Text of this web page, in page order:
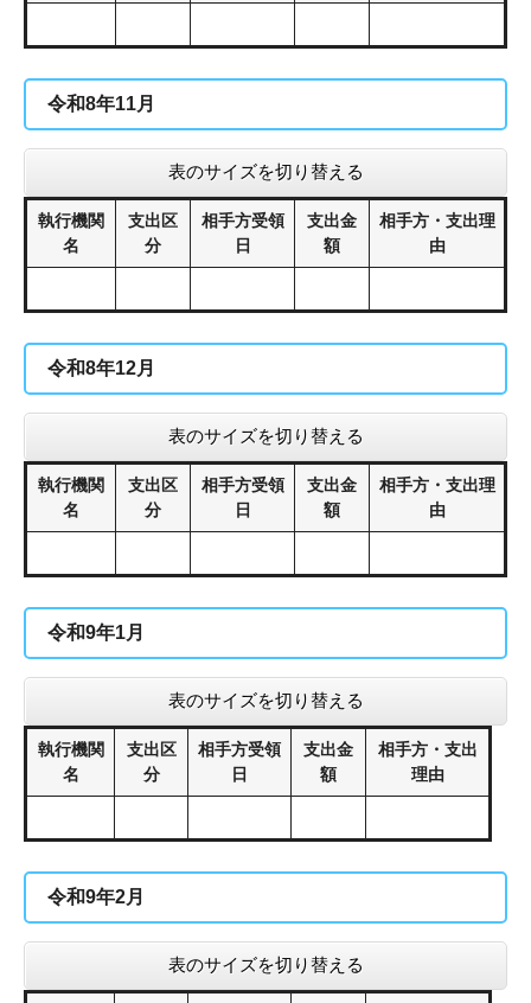
令和8年11月
表のサイズを切り替える
執行機関
名
支出区
分
相手方受領
日
支出金
額
相手方・支出理
由
令和8年12月
表のサイズを切り替える
執行機関
名
支出区
分
相手方受領
日
支出金
額
相手方・支出理
由
令和9年1月
表のサイズを切り替える
執行機関
名
支出区
分
相手方受領
日
支出金
額
相手方・支出
理由
令和9年2月
表のサイズを切り替える